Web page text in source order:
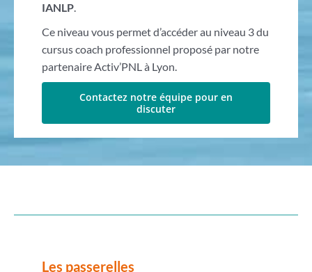
IANLP.
Ce niveau vous permet d’accéder au niveau 3 du
cursus coach professionnel proposé par notre
partenaire Activ’PNL à Lyon.
Contactez notre équipe pour en
discuter
Les passerelles